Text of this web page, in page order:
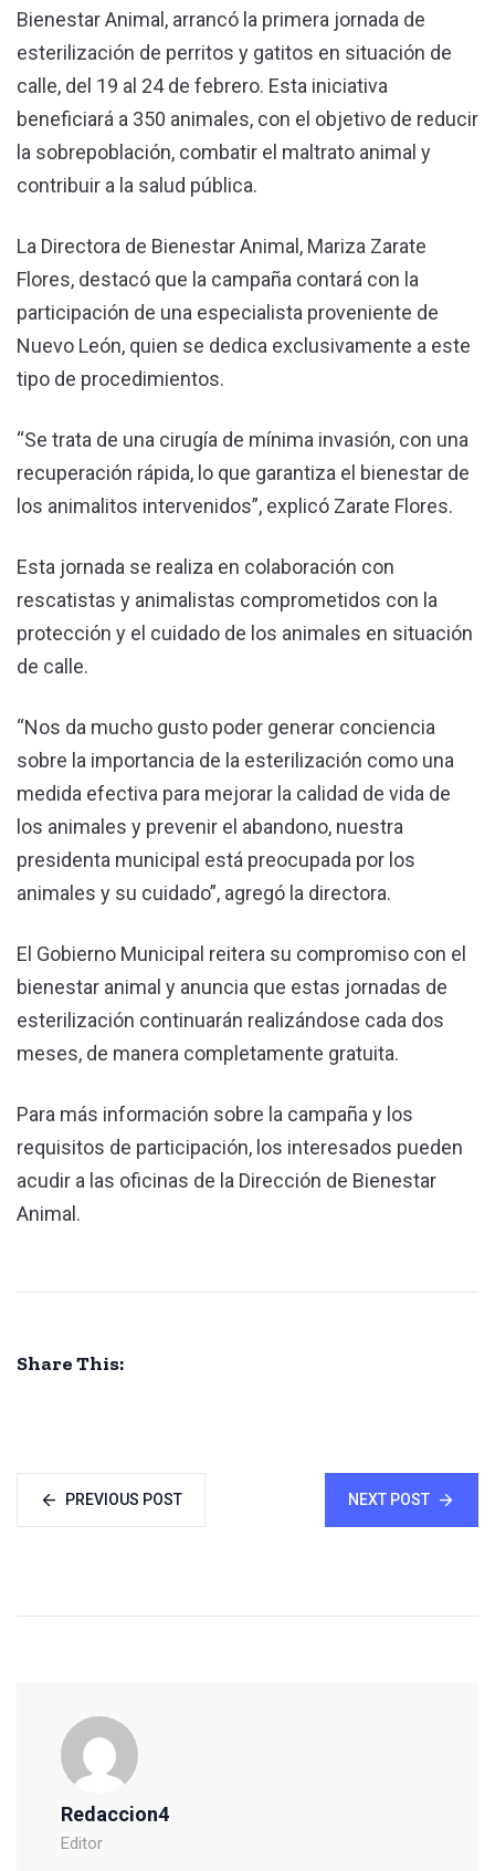
Bienestar Animal, arrancó la primera jornada de
esterilización de perritos y gatitos en situación de
calle, del 19 al 24 de febrero. Esta iniciativa
beneficiará a 350 animales, con el objetivo de reducir
la sobrepoblación, combatir el maltrato animal y
contribuir a la salud pública.
La Directora de Bienestar Animal, Mariza Zarate
Flores, destacó que la campaña contará con la
participación de una especialista proveniente de
Nuevo León, quien se dedica exclusivamente a este
tipo de procedimientos.
“Se trata de una cirugía de mínima invasión, con una
recuperación rápida, lo que garantiza el bienestar de
los animalitos intervenidos”, explicó Zarate Flores.
Esta jornada se realiza en colaboración con
rescatistas y animalistas comprometidos con la
protección y el cuidado de los animales en situación
de calle.
“Nos da mucho gusto poder generar conciencia
sobre la importancia de la esterilización como una
medida efectiva para mejorar la calidad de vida de
los animales y prevenir el abandono, nuestra
presidenta municipal está preocupada por los
animales y su cuidado”, agregó la directora.
El Gobierno Municipal reitera su compromiso con el
bienestar animal y anuncia que estas jornadas de
esterilización continuarán realizándose cada dos
meses, de manera completamente gratuita.
Para más información sobre la campaña y los
requisitos de participación, los interesados pueden
acudir a las oficinas de la Dirección de Bienestar
Animal.
Share This:
PREVIOUS POST NEXT POST
Redaccion4
Editor